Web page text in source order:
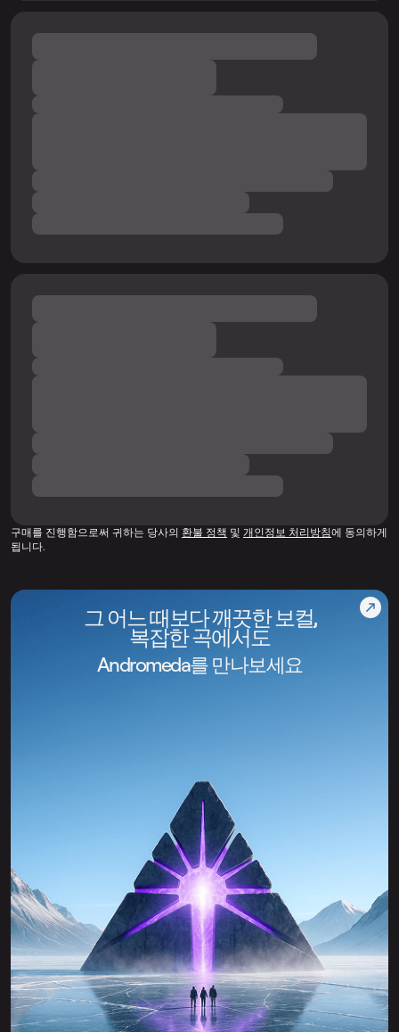
구매를 진행함으로써 귀하는 당사의 환불 정책 및 개인정보 처리방침에 동의하게
됩니다.
그 어느 때보다 깨끗한 보컬,
복잡한 곡에서도
Andromeda를 만나보세요